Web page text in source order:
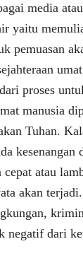
media
yaitu
pemuasan
proses
manusia
Tuhan.
kesenangan
atau
akan
negatif dari